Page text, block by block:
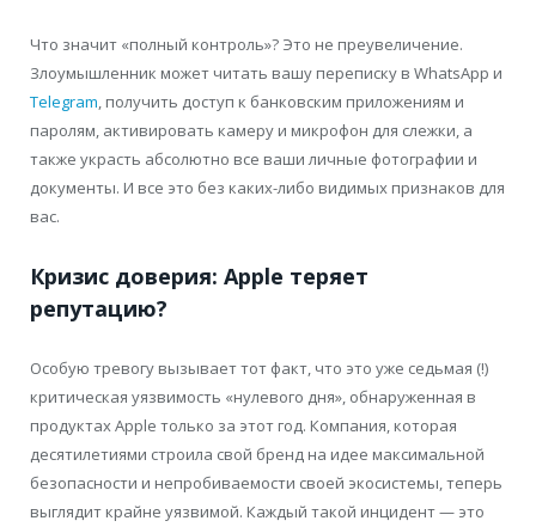
Что значит «полный контроль»? Это не преувеличение.
Злоумышленник может читать вашу переписку в WhatsApp и
Telegram, получить доступ к банковским приложениям и
паролям, активировать камеру и микрофон для слежки, а
также украсть абсолютно все ваши личные фотографии и
документы. И все это без каких-либо видимых признаков для
вас.
Кризис доверия: Apple теряет
репутацию?
Особую тревогу вызывает тот факт, что это уже седьмая (!)
критическая уязвимость «нулевого дня», обнаруженная в
продуктах Apple только за этот год. Компания, которая
десятилетиями строила свой бренд на идее максимальной
безопасности и непробиваемости своей экосистемы, теперь
выглядит крайне уязвимой. Каждый такой инцидент — это